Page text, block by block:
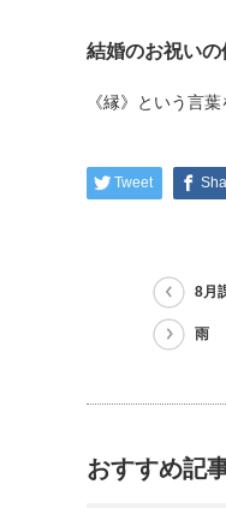
結婚のお祝いの
《縁》という言
Tweet
8月
雨
おすすめ記